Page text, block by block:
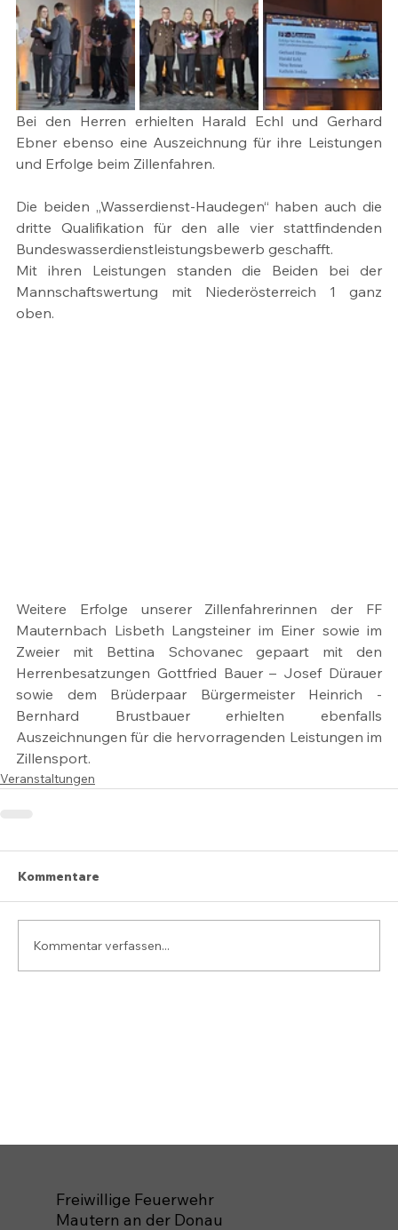
Bei den Herren erhielten Harald Echl und Gerhard
Ebner ebenso eine Auszeichnung für ihre Leistungen
und Erfolge beim Zillenfahren.
Die beiden „Wasserdienst-Haudegen“ haben auch die
dritte Qualifikation für den alle vier stattfindenden
Bundeswasserdienstleistungsbewerb geschafft.
Mit ihren Leistungen standen die Beiden bei der
Mannschaftswertung mit Niederösterreich 1 ganz
oben.
Weitere Erfolge unserer Zillenfahrerinnen der FF
Mauternbach Lisbeth Langsteiner im Einer sowie im
Zweier mit Bettina Schovanec gepaart mit den
Herrenbesatzungen Gottfried Bauer – Josef Dürauer
sowie dem Brüderpaar Bürgermeister Heinrich -
Bernhard Brustbauer erhielten ebenfalls
Auszeichnungen für die hervorragenden Leistungen im
Zillensport.
Veranstaltungen
Kommentare
Kommentar verfassen...
Freiwillige Feuerwehr
Mautern an der Donau